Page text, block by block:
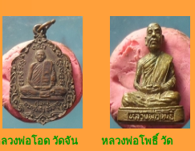
วงพ่อโอด วัดจัน
หลวงพ่อโพธิ์ วัด